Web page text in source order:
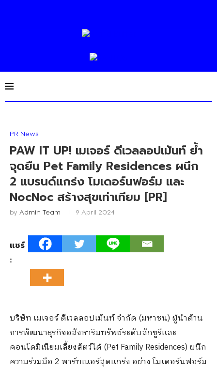
PR News
PAW IT UP! เมเจอร์ ดีเวลลอปเม้นท์ ย้ำ
จุดยืน Pet Family Residences ผนึก
2 แบรนด์แกร่ง โมเดอร์นฟอร์ม และ
NocNoc สร้างสุขเท่าเทียม [PR]
by Admin Team 9 April 2024
แชร์
:
บริษัท เมเจอร์ ดีเวลลอปเม้นท์ จำกัด (มหาชน) ผู้นำด้าน
การพัฒนาธุรกิจอสังหาริมทรัพย์ระดับลักชูรีและ
คอนโดมิเนียมเลี้ยงสัตว์ได้ (Pet Family Residences) ผนึก
ความร่วมมือ 2 พาร์ทเนอร์สุดแกร่ง อย่าง โมเดอร์นฟอร์ม